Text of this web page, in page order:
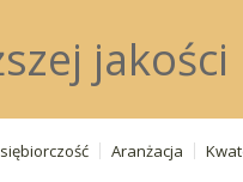
Aranżacja